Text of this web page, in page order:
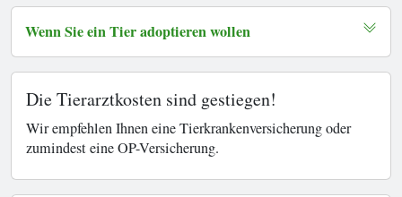
Wenn Sie ein Tier adoptieren wollen
Die Tierarztkosten sind gestiegen!
Wir empfehlen Ihnen eine Tierkrankenversicherung oder
zumindest eine OP-Versicherung.